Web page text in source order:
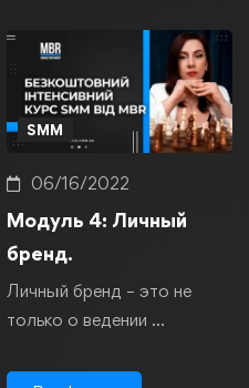
SMM
06/16/2022
Модуль 4: Личный
бренд.
Личный бренд – это не
только о ведении …